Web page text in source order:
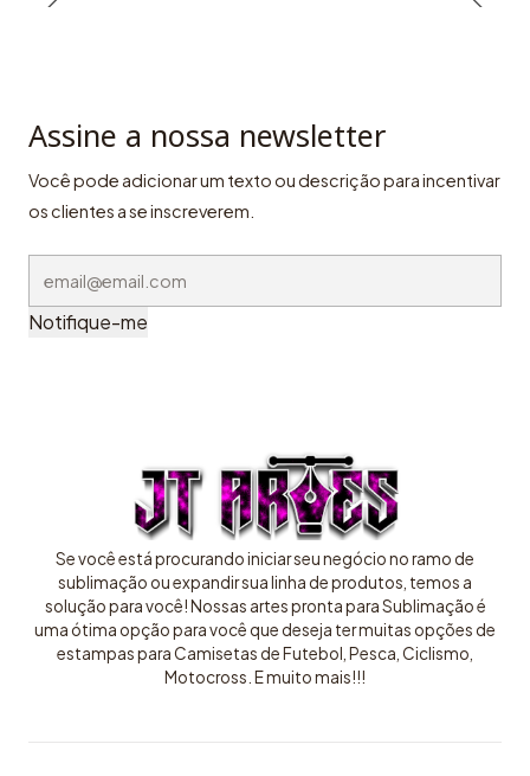
Assine a nossa newsletter
Você pode adicionar um texto ou descrição para incentivar
os clientes a se inscreverem.
Notifique-me
Se você está procurando iniciar seu negócio no ramo de
sublimação ou expandir sua linha de produtos, temos a
solução para você! Nossas artes pronta para Sublimação é
uma ótima opção para você que deseja ter muitas opções de
estampas para Camisetas de Futebol, Pesca, Ciclismo,
Motocross. E muito mais!!!